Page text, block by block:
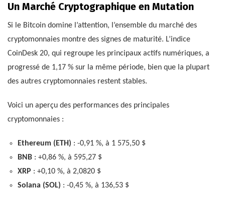
Un Marché Cryptographique en Mutation
Si le Bitcoin domine l’attention, l’ensemble du marché des
cryptomonnaies montre des signes de maturité. L’indice
CoinDesk 20, qui regroupe les principaux actifs numériques, a
progressé de 1,17 % sur la même période, bien que la plupart
des autres cryptomonnaies restent stables.
Voici un aperçu des performances des principales
cryptomonnaies :
Ethereum (ETH) : -0,91 %, à 1 575,50 $
BNB : +0,86 %, à 595,27 $
XRP : +0,10 %, à 2,0820 $
Solana (SOL) : -0,45 %, à 136,53 $